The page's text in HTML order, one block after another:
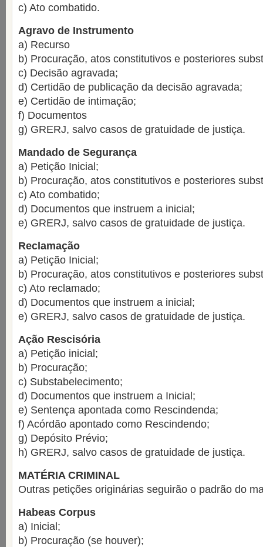
c) Ato combatido.
Agravo de Instrumento
a) Recurso
b) Procuração, atos constitutivos e posteriores
c) Decisão agravada;
d) Certidão de publicação da decisão agravada;
e) Certidão de intimação;
f) Documentos
g) GRERJ, salvo casos de gratuidade de justiça.
Mandado de Segurança
a) Petição Inicial;
b) Procuração, atos constitutivos e posteriores
c) Ato combatido;
d) Documentos que instruem a inicial;
e) GRERJ, salvo casos de gratuidade de justiça.
Reclamação
a) Petição Inicial;
b) Procuração, atos constitutivos e posteriores
c) Ato reclamado;
d) Documentos que instruem a inicial;
e) GRERJ, salvo casos de gratuidade de justiça.
Ação Rescisória
a) Petição inicial;
b) Procuração;
c) Substabelecimento;
d) Documentos que instruem a Inicial;
e) Sentença apontada como Rescindenda;
f) Acórdão apontado como Rescindendo;
g) Depósito Prévio;
h) GRERJ, salvo casos de gratuidade de justiça.
MATÉRIA CRIMINAL
Outras petições originárias seguirão o padrão do
Habeas Corpus
a) Inicial;
b) Procuração (se houver);